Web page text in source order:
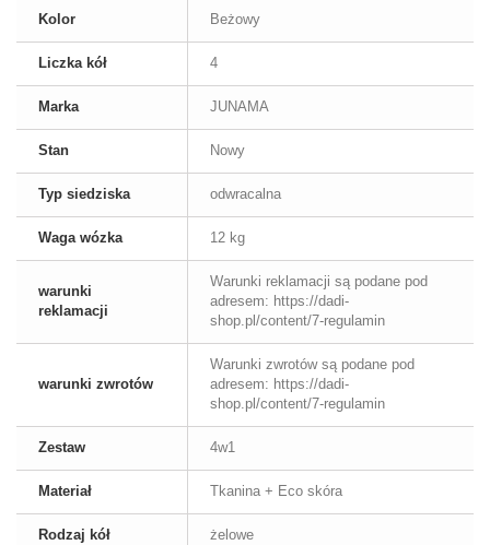
Kolor Beżowy
Liczka kół 4
Marka JUNAMA
Stan Nowy
Typ siedziska odwracalna
Waga wózka 12 kg
warunki
reklamacji
Warunki reklamacji są podane pod
adresem: https://dadi-
shop.pl/content/7-regulamin
warunki zwrotów
Warunki zwrotów są podane pod
adresem: https://dadi-
shop.pl/content/7-regulamin
Zestaw 4w1
Materiał Tkanina + Eco skóra
Rodzaj kół żelowe